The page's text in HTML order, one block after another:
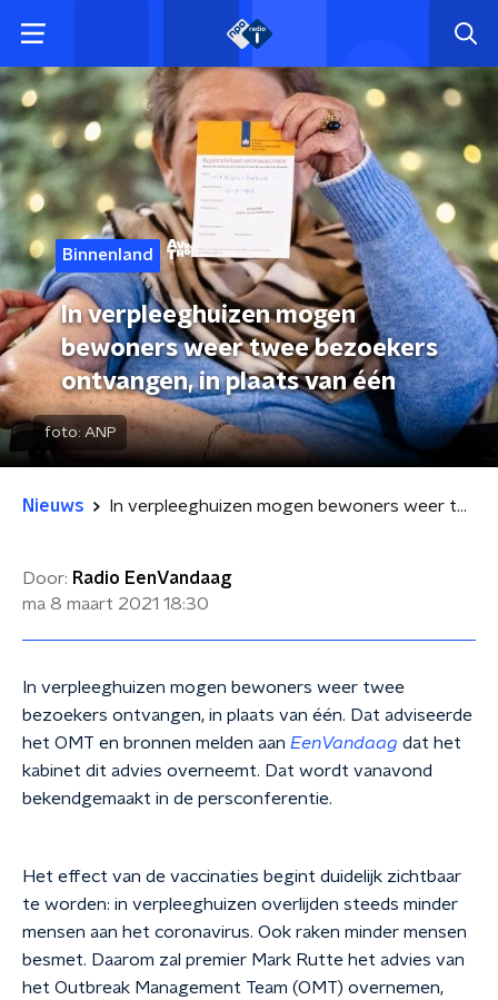
Binnenland
In verpleeghuizen mogen
bewoners weer twee bezoekers
ontvangen, in plaats van één
foto: ANP
Nieuws In verpleeghuizen mogen bewoners weer twee bezoekers ontvangen, in plaats van één
Door: Radio EenVandaag
ma 8 maart 2021 18:30
In verpleeghuizen mogen bewoners weer twee
bezoekers ontvangen, in plaats van één. Dat adviseerde
het OMT en bronnen melden aan EenVandaag dat het
kabinet dit advies overneemt. Dat wordt vanavond
bekendgemaakt in de persconferentie.
Het effect van de vaccinaties begint duidelijk zichtbaar
te worden: in verpleeghuizen overlijden steeds minder
mensen aan het coronavirus. Ook raken minder mensen
besmet. Daarom zal premier Mark Rutte het advies van
het Outbreak Management Team (OMT) overnemen,